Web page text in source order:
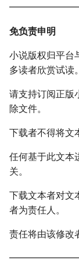
免负责申明
小说版权归平台
多读者欣赏试读。
请支持订阅正版
除文件。
下载者不得将文
任何基于此文本
关。
下载文本者对文
者为责任人。
责任将由该修改